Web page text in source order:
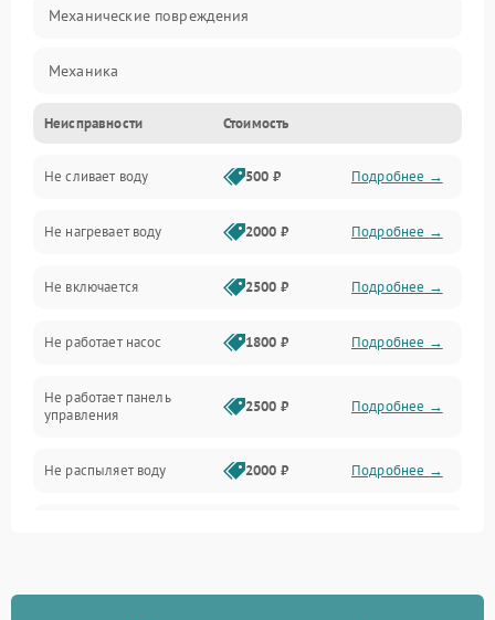
Механические повреждения
Механика
Управление
Электропитание
Датчики
Нагрев
Вода
Гигиена
Программное обеспечение
Неисправности Стоимость
Не сливает воду 500 ₽ Подробнее →
Не нагревает воду 2000 ₽ Подробнее →
Не включается 2500 ₽ Подробнее →
Не работает насос 1800 ₽ Подробнее →
Не работает панель
управления
2500 ₽ Подробнее →
Не распыляет воду 2000 ₽ Подробнее →
Проблемы с набором